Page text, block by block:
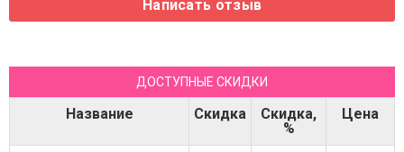
ДОСТУПНЫЕ СКИДКИ
Название Скидка
Скидка,
%
Цена